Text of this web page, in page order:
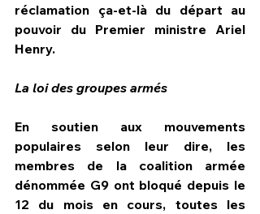
réclamation ça-et-là du départ au
pouvoir du Premier ministre Ariel
Henry.
La loi des groupes armés
En soutien aux mouvements
populaires selon leur dire, les
membres de la coalition armée
dénommée G9 ont bloqué depuis le
12 du mois en cours, toutes les